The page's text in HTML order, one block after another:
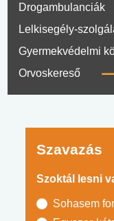
Drogambulanciák
Lelkisegély-
Gyermekvédelmi
Orvoskereső
Szavazás
Szoktál lesni
Sohasem